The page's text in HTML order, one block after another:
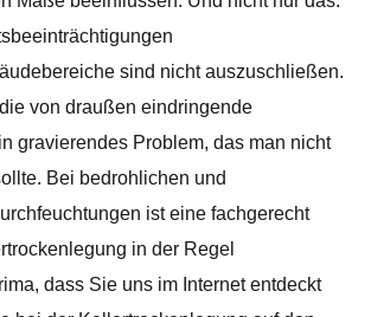
sind nicht auszuschließen.
von draußen eindringende
gravierendes Problem, das man nicht
Bei bedrohlichen und
ist eine fachgerecht
in der Regel
dass Sie uns im Internet entdeckt